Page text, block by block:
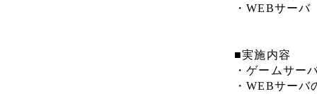
・WEBサーバ
■実施内容
・ゲームサー
・WEBサー